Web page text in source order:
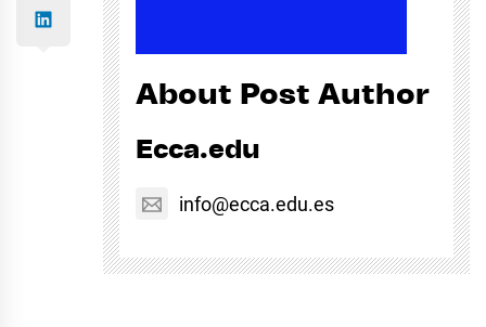
About Post Author
Ecca.edu
info@ecca.edu.es